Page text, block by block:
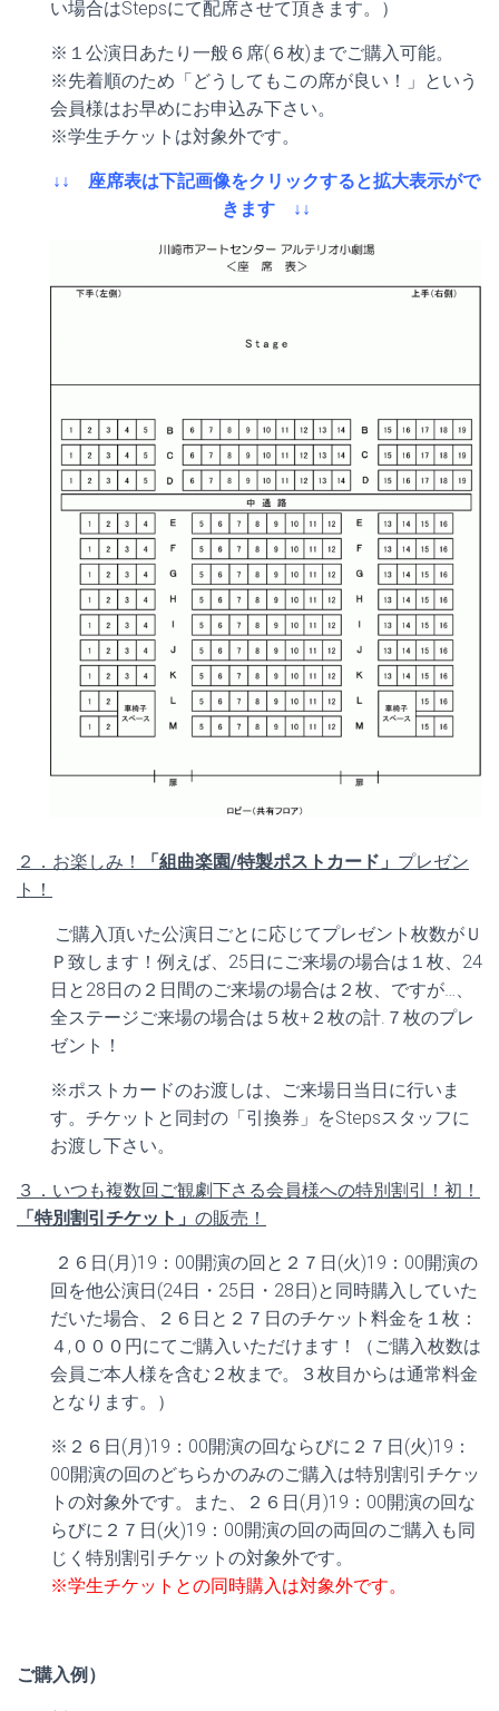
い場合はStepsにて配席させて頂きます。）
※１公演日あたり一般６席(６枚)までご購入可能。
※先着順のため「どうしてもこの席が良い！」という
会員様はお早めにお申込み下さい。
※学生チケットは対象外です。
↓↓ 座席表は下記画像をクリックすると拡大表示がで
きます
↓↓
２．お楽しみ！ 「組曲楽園/特製ポストカード」 プレゼン
ト！
ご購入頂いた公演日ごとに応じてプレゼント枚数がＵ
Ｐ致します！例えば、25日にご来場の場合は１枚、24
日と28日の２日間のご来場の場合は２枚、ですが…、
全ステージご来場の場合は５枚+２枚の計.７枚のプレ
ゼント！
※ポストカードのお渡しは、ご来場日当日に行いま
す。チケットと同封の「引換券」をStepsスタッフに
お渡し下さい。
３．いつも複数回ご観劇下さる会員様への特別割引！初！
「特別割引チケット」 の販売！
２６日(月)19：00開演の回と２７日(火)19：00開演の
回を他公演日(24日・25日・28日)と同時購入していた
だいた場合、２６日と２７日のチケット料金を１枚：
４,０００円にてご購入いただけます！（ご購入枚数は
会員ご本人様を含む２枚まで。３枚目からは通常料金
となります。）
※２６日(月)19：00開演の回ならびに２７日(火)19：
00開演の回のどちらかのみのご購入は特別割引チケッ
トの対象外です。また、２６日(月)19：00開演の回な
らびに２７日(火)19：00開演の回の両回のご購入も同
じく特別割引チケットの対象外です。
※学生チケットとの同時購入は対象外です。
ご購入例）